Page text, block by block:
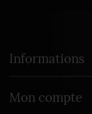
Informations
Mon compte